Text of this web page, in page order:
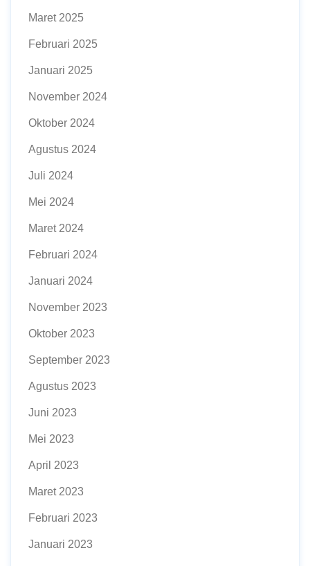
Maret 2025
Februari 2025
Januari 2025
November 2024
Oktober 2024
Agustus 2024
Juli 2024
Mei 2024
Maret 2024
Februari 2024
Januari 2024
November 2023
Oktober 2023
September 2023
Agustus 2023
Juni 2023
Mei 2023
April 2023
Maret 2023
Februari 2023
Januari 2023